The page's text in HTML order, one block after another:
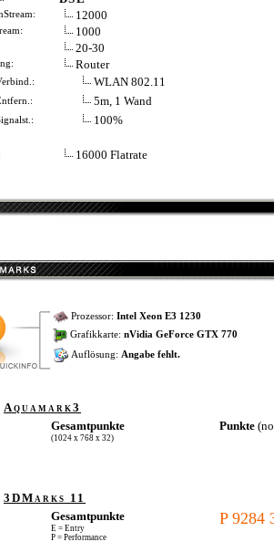
12000
1000
20-30
Router
WLAN 802.11
5m, 1 Wand
100%
16000 Flatrate
Prozessor: Intel Xeon E3 1230
Grafikkarte: nVidia GeForce GTX 770
Auflösung: Angabe fehlt.
Aquamark3
Gesamtpunkte
(1024 x 768 x 32)
Punkte
3DMarks 11
Gesamtpunkte
E = Entry
P = Performance
P 9284